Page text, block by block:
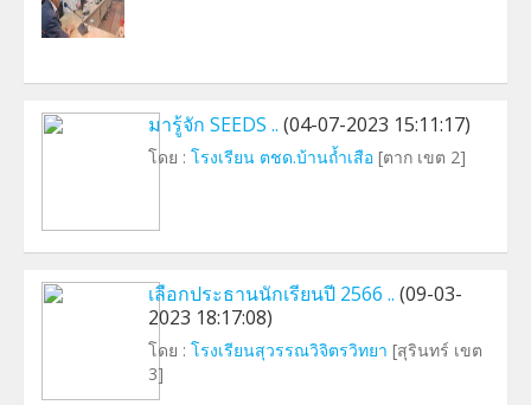
มารู้จัก SEEDS .. (04-07-2023 15:11:17)
โดย : โรงเรียน ตชด.บ้านถ้ำเสือ [ตาก เขต 2]
เลือกประธานนักเรียนปี 2566 .. (09-03-
2023 18:17:08)
โดย : โรงเรียนสุวรรณวิจิตรวิทยา [สุรินทร์ เขต
3]